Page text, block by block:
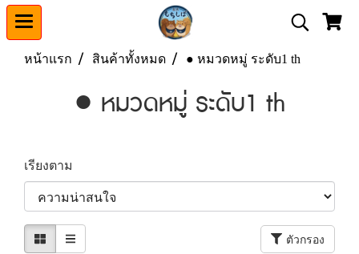
หน้าแรก สินค้าทั้งหมด ● หมวดหมู่ ระดับ1 th
● หมวดหมู่ ระดับ1 th
เรียงตาม
ตัวกรอง